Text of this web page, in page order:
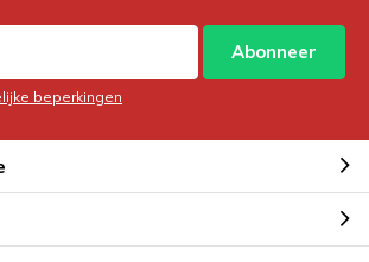
Abonneer
beperkingen